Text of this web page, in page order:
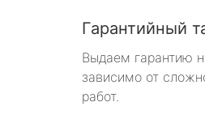
Гарантийный
Выдаем гарантию
зависимо от
работ.